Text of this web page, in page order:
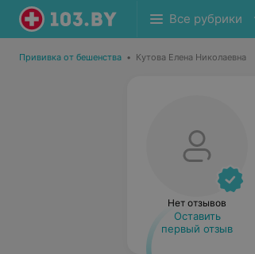
Все рубрики
Прививка от бешенства • Кутова Елена Николаевна
Нет отзывов
Оставить
первый отзыв